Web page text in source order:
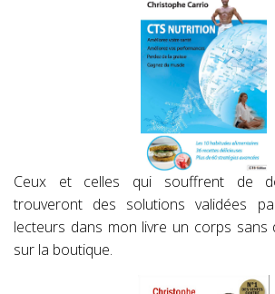
Ceux et celles qui souffrent de
trouveront des solutions validées
lecteurs dans mon livre un corps sans
sur la boutique.